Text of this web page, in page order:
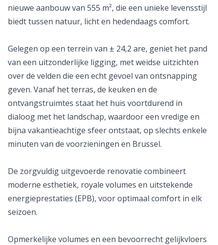
nieuwe aanbouw van 555 m², die een unieke levensstijl
biedt tussen natuur, licht en hedendaags comfort.
Gelegen op een terrein van ± 24,2 are, geniet het pand
van een uitzonderlijke ligging, met weidse uitzichten
over de velden die een echt gevoel van ontsnapping
geven. Vanaf het terras, de keuken en de
ontvangstruimtes staat het huis voortdurend in
dialoog met het landschap, waardoor een vredige en
bijna vakantieachtige sfeer ontstaat, op slechts enkele
minuten van de voorzieningen en Brussel.
De zorgvuldig uitgevoerde renovatie combineert
moderne esthetiek, royale volumes en uitstekende
energieprestaties (EPB), voor optimaal comfort in elk
seizoen.
Opmerkelijke volumes en een bevoorrecht gelijkvloers